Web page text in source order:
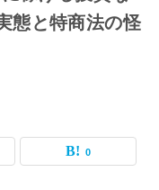
態と特商法の怪
0